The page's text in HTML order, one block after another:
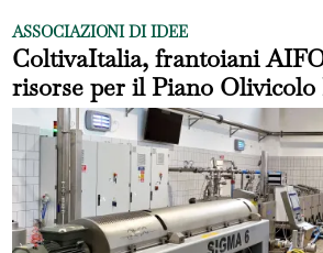
ASSOCIAZIONI DI IDEE
ColtivaItalia, frantoiani
risorse per il Piano Olivicolo